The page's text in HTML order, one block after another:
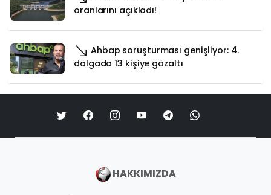
oranlarını açıkladı!
Ahbap soruşturması genişliyor: 4.
dalgada 13 kişiye gözaltı
HAKKIMIZDA